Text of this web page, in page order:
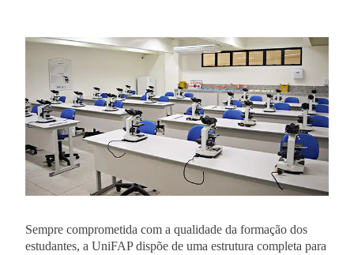
Sempre comprometida com a qualidade da formação dos
estudantes, a UniFAP dispõe de uma estrutura completa para